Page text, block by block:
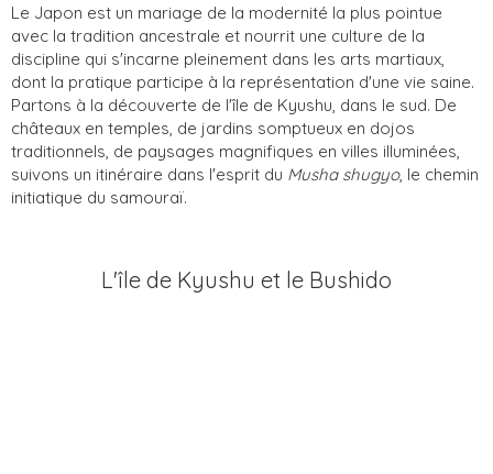
L'île de Kyushu et le Bushido
Le Japon est un mariage de la modernité la plus pointue
avec la tradition ancestrale et nourrit une culture de la
discipline qui s'incarne pleinement dans les arts martiaux,
dont la pratique participe à la représentation d'une vie saine.
Partons à la découverte de l'île de Kyushu, dans le sud. De
châteaux en temples, de jardins somptueux en dojos
traditionnels, de paysages magnifiques en villes illuminées,
suivons un itinéraire dans l'esprit du Musha shugyo, le chemin
initiatique du samouraï.